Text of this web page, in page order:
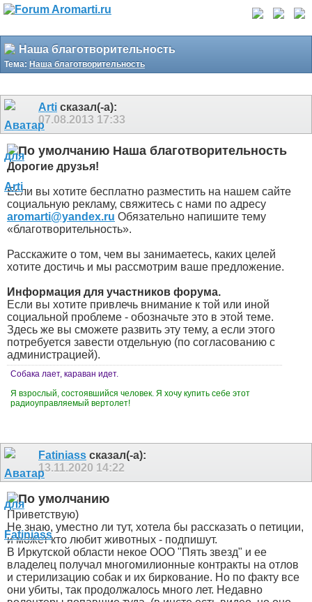
Наша благотворительность
Тема: Наша благотворительность
Arti сказал(-а):
07.08.2013 17:33
Наша благотворительность
Дорогие друзья!
Если вы хотите бесплатно разместить на нашем сайте
социальную рекламу, свяжитесь с нами по адресу
aromarti@yandex.ru Обязательно напишите тему
«благотворительность».
Расскажите о том, чем вы занимаетесь, каких целей
хотите достичь и мы рассмотрим ваше предложение.
Информация для участников форума.
Если вы хотите привлечь внимание к той или иной
социальной проблеме - обозначьте это в этой теме.
Здесь же вы сможете развить эту тему, а если этого
потребуется завести отдельную (по согласованию с
администрацией).
Собака лает, караван идет.
Я взрослый, состоявшийся человек. Я хочу купить себе этот
радиоуправляемый вертолет!
Fatiniass сказал(-а):
13.11.2020 14:22
Приветствую)
Не знаю, уместно ли тут, хотела бы рассказать о петиции,
и может кто любит животных - подпишут.
В Иркутской области некое ООО "Пять звезд" и ее
владелец получал многомилионные контракты на отлов
и стерилизацию собак и их биркование. Но по факту все
они убиты, так продолжалось много лет. Недавно